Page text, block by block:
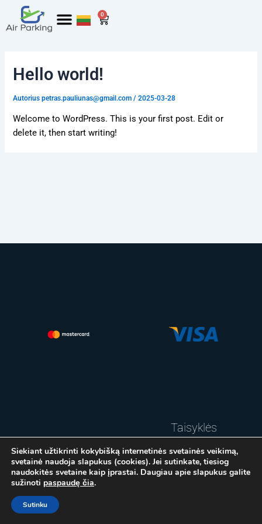
Pereiti
turinio
0
Cart
Hello world!
Autorius petras.pauliunas@gmail.com/2025-03-28
Welcome to WordPress. This is your first post. Edit or
delete it, then start writing!
Taisyklės
Privatumo
politika
Siekiant užtikrinti kokybišką internetinės svetainės veikimą,
svetainė naudoja slapukus (cookies). Jei sutinkate, tiesiog
naudokitės svetaine kaip įprastai. Daugiau apie slapukus galite
sužinoti paspaudę čia.
Sutinku